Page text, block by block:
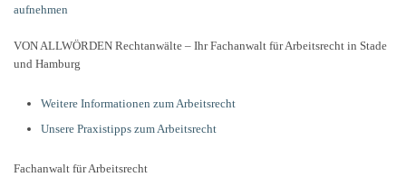
aufnehmen
VON ALLWÖRDEN Rechtanwälte – Ihr Fachanwalt für Arbeitsrecht in Stade
und Hamburg
Weitere Informationen zum Arbeitsrecht
Unsere Praxistipps zum Arbeitsrecht
Fachanwalt für Arbeitsrecht